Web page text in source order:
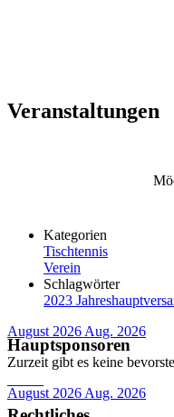
Veranstaltungen
Kategorien
Tischtennis
Verein
Schlagwörter
2023
August 2026 Aug. 2026
Zurzeit gibt es keine
August 2026 Aug. 2026
Hauptsponsoren